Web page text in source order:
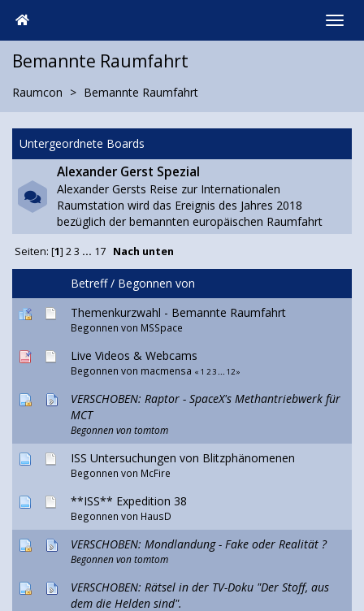
Bemannte Raumfahrt
Raumcon Bemannte Raumfahrt
Untergeordnete Boards
Alexander Gerst Spezial
Alexander Gersts Reise zur Internationalen
Raumstation wird das Ereignis des Jahres 2018
bezüglich der bemannten europäischen Raumfahrt
Seiten: [1] 2 3 ... 17 Nach unten
Betreff/ Begonnen von
Themenkurzwahl - Bemannte Raumfahrt
Begonnen von MSSpace
Live Videos & Webcams
Begonnen von macmensa « 1 23... 12»
VERSCHOBEN: Raptor - SpaceX's Methantriebwerk für
MCT
Begonnen vontomtom
ISS Untersuchungen von Blitzphänomenen
Begonnen von McFire
**ISS** Expedition 38
Begonnen von HausD
VERSCHOBEN: Mondlandung - Fake oder Realität ?
Begonnen vontomtom
VERSCHOBEN: Rätsel in der TV-Doku "Der Stoff, aus
dem die Helden sind".